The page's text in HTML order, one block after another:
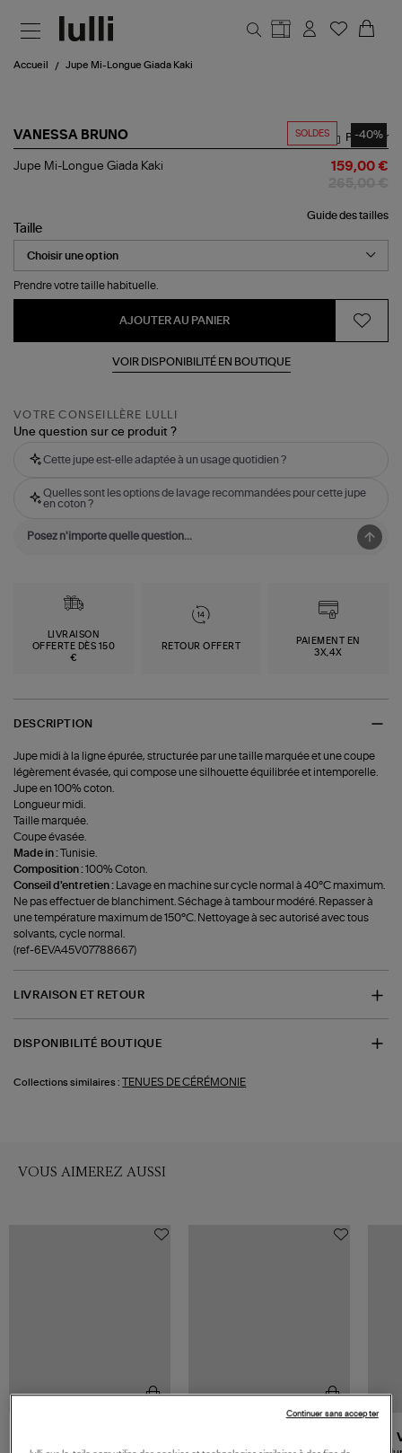
Accueil Jupe Mi-Longue Giada Kaki
SOLDES -40%
VANESSA BRUNO
Jupe
Kaki
Partager
Jupe Mi-Longue Giada Kaki 159,00 €
Guide des tailles
Taille
Prendre votre taille habituelle.
AJOUTER AU PANIER
VOIR DISPONIBILITÉ EN BOUTIQUE
VOTRE CONSEILLÈRE LULLI
Une question sur ce produit ?
Cette jupe est-elle adaptée à un usage quotidien ?
Quelles sont les options de lavage recommandées pour cette jupe
en coton ?
LIVRAISON
OFFERTE DÈS 150
€
RETOUR OFFERT
PAIEMENT EN
3X,4X
DESCRIPTION
Jupe midi à la ligne épurée, structurée par une taille marquée et une coupe
légèrement évasée, qui compose une silhouette équilibrée et intemporelle.
Jupe en 100% coton.
Longueur midi.
Taille marquée.
Coupe évasée.
Made in :
Tunisie.
Composition :100% Coton.
Conseil d'entretien : Lavage en machine sur cycle normal à 40°C maximum.
Ne pas effectuer de blanchiment. Séchage à tambour modéré. Repasser à
une température maximum de 150°C. Nettoyage à sec autorisé avec tous
solvants, cycle normal.
(ref-6EVA45V07788667)
LIVRAISON ET RETOUR
DISPONIBILITÉ BOUTIQUE
Collections similaires : TENUES DE CÉRÉMONIE
VOUS AIMEREZ AUSSI
Continuer sans accepter